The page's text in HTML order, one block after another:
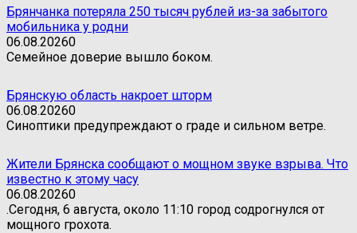
Брянчанка потеряла 250 тысяч рублей из-за забытого
мобильника у родни
06.08.20260
Семейное доверие вышло боком.
Брянскую область накроет шторм
06.08.20260
Синоптики предупреждают о граде и сильном ветре.
Жители Брянска сообщают о мощном звуке взрыва. Что
известно к этому часу
06.08.20260
.Сегодня, 6 августа, около 11:10 город содрогнулся от
мощного грохота.